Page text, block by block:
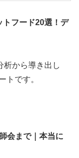
フード20選！デ
析から導き出し
トです。
会まで｜本当に